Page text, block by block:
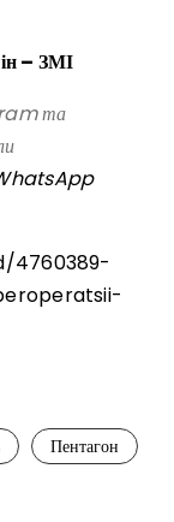
– ЗМІ
та
4760389-
Пентагон